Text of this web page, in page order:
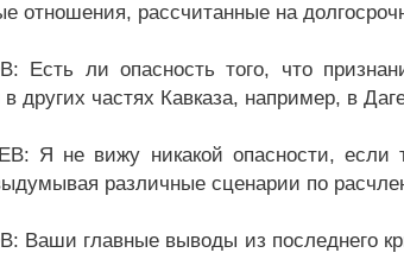
отношения, рассчитанные на
Есть ли опасность того, что
в других частях Кавказа, например, в
Я не вижу никакой опасности, если
различные сценарии по
главные выводы из последнего